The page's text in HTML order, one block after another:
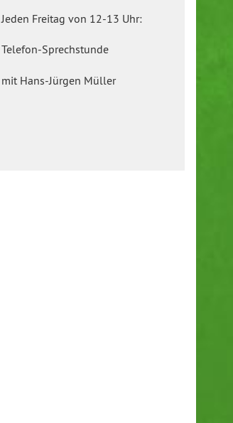
Jeden Freitag von 12-13 Uhr:
Telefon-Sprechstunde
mit Hans-Jürgen Müller